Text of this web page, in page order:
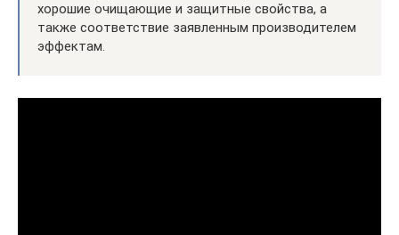
хорошие очищающие и защитные свойства, а
также соответствие заявленным производителем
эффектам.